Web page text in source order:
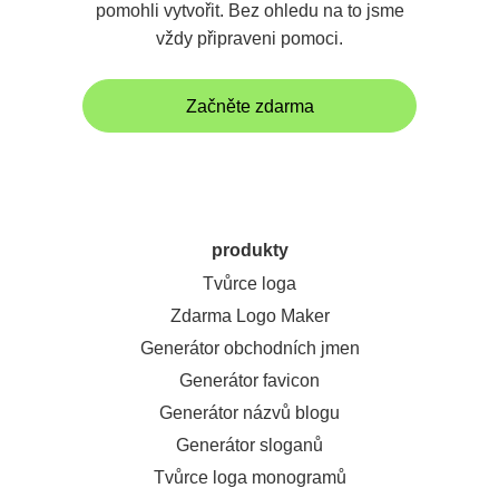
pomohli vytvořit. Bez ohledu na to jsme
vždy připraveni pomoci.
Začněte zdarma
produkty
Tvůrce loga
Zdarma Logo Maker
Generátor obchodních jmen
Generátor favicon
Generátor názvů blogu
Generátor sloganů
Tvůrce loga monogramů